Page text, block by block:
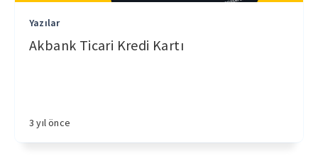
Yazılar
Akbank Ticari Kredi Kartı
3 yıl önce